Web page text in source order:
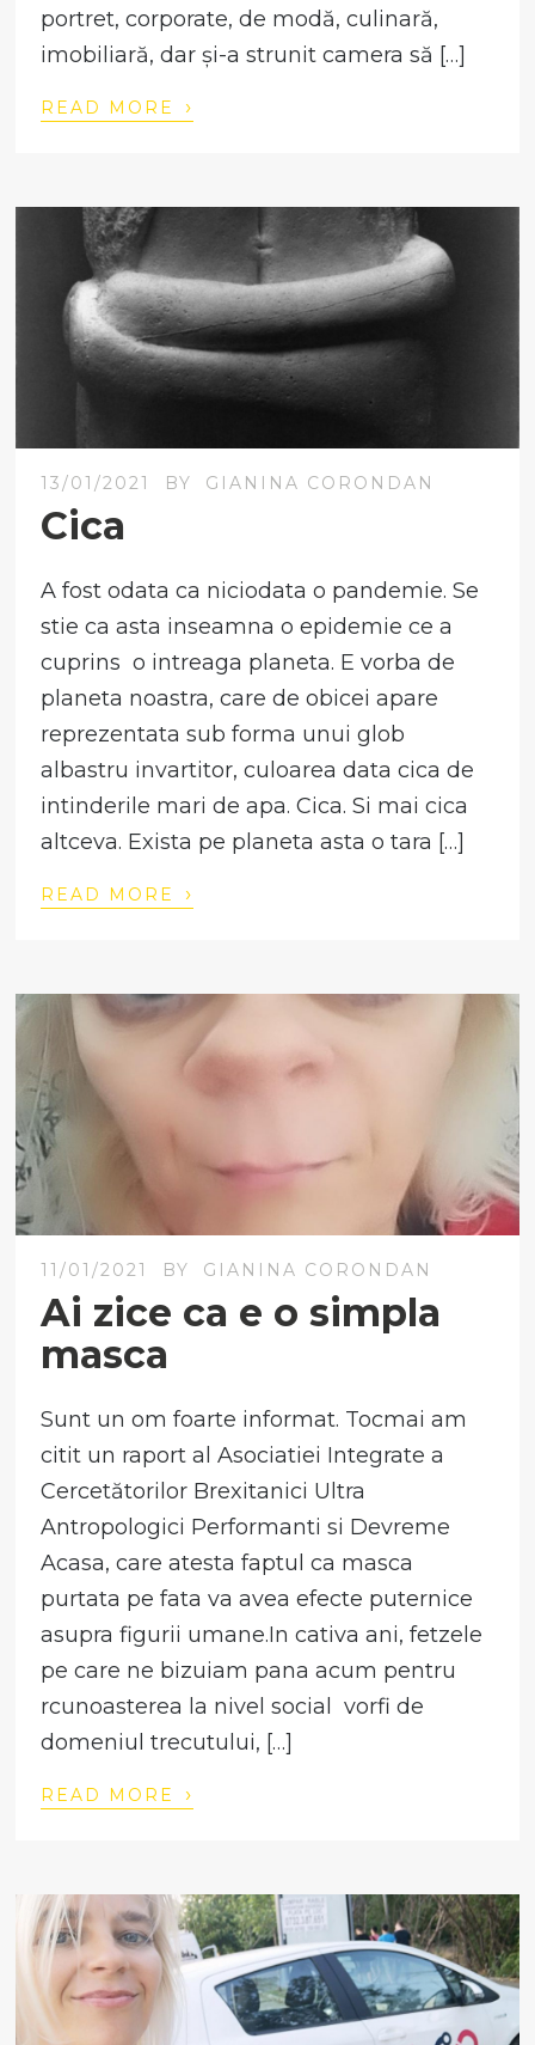
portret, corporate, de modă, culinară,
imobiliară, dar și-a strunit camera să […]
READ MORE ›
13/01/2021 BY GIANINA CORONDAN
Cica
A fost odata ca niciodata o pandemie. Se
stie ca asta inseamna o epidemie ce a
cuprins o intreaga planeta. E vorba de
planeta noastra, care de obicei apare
reprezentata sub forma unui glob
albastru invartitor, culoarea data cica de
intinderile mari de apa. Cica. Si mai cica
altceva. Exista pe planeta asta o tara […]
READ MORE ›
11/01/2021 BY GIANINA CORONDAN
Ai zice ca e o simpla
masca
Sunt un om foarte informat. Tocmai am
citit un raport al Asociatiei Integrate a
Cercetătorilor Brexitanici Ultra
Antropologici Performanti si Devreme
Acasa, care atesta faptul ca masca
purtata pe fata va avea efecte puternice
asupra figurii umane.In cativa ani, fetzele
pe care ne bizuiam pana acum pentru
rcunoasterea la nivel social vorfi de
domeniul trecutului, […]
READ MORE ›